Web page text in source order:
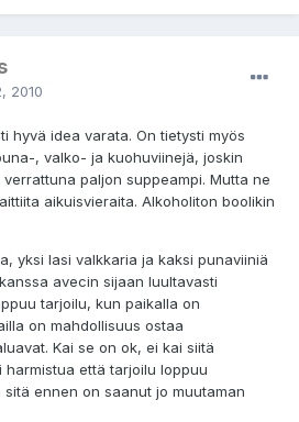
2010
hyvä idea varata. On tietysti myös
, valko- ja kuohuviinejä, joskin
paljon suppeampi. Mutta ne
aikuisvieraita. Alkoholiton boolikin
yksi lasi valkkaria ja kaksi punaviiniä
avecin sijaan luultavasti
tarjoilu, kun paikalla on
on mahdollisuus ostaa
Kai se on ok, ei kai siitä
harmistua että tarjoilu loppuu
ennen on saanut jo muutaman